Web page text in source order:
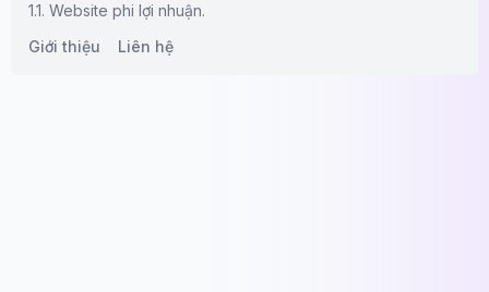
1.1. Website phi lợi nhuận.
Giới thiệu
Liên hệ